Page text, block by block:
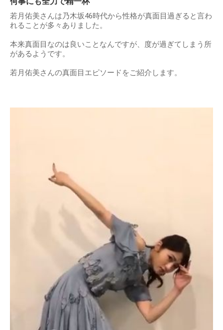
若月佑美さんは乃木坂46時代から性格が真面目過ぎると言わ
れることが多々ありました。
本来真面目なのは良いことなんですが、度が過ぎてしまう所
があるようです。
若月佑美さんの真面目エピソードをご紹介します。